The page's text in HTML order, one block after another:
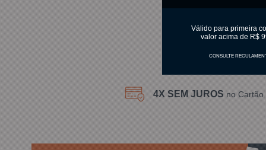
Válido para primeira
valor acima de R$
CONSULTE
4X SEM JUROS no Cartão